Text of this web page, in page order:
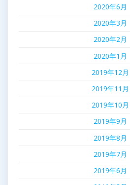
2020年6月
2020年3月
2020年2月
2020年1月
2019年12月
2019年11月
2019年10月
2019年9月
2019年8月
2019年7月
2019年6月